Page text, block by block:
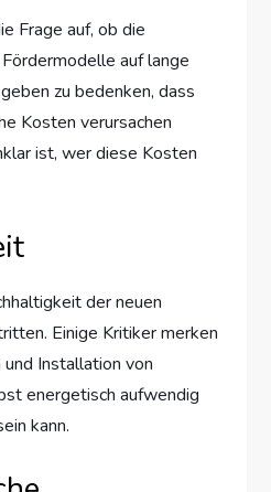
Frage auf, ob die
auf lange
zu bedenken, dass
Kosten verursachen
ist, wer diese Kosten
der neuen
Einige Kritiker merken
Installation von
energetisch aufwendig
kann.